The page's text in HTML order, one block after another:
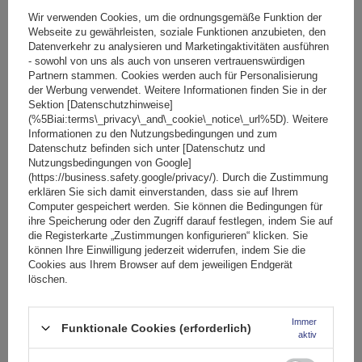
Große Menge verfügbar Wir versenden schon am 11. August
In den
Warenkorb
Wir verwenden Cookies, um die ordnungsgemäße Funktion der
Webseite zu gewährleisten, soziale Funktionen anzubieten, den
Datenverkehr zu analysieren und Marketingaktivitäten ausführen
- sowohl von uns als auch von unseren vertrauenswürdigen
Partnern stammen. Cookies werden auch für Personalisierung
der Werbung verwendet. Weitere Informationen finden Sie in der
Sektion [Datenschutzhinweise]
(%5Biai:terms\_privacy\_and\_cookie\_notice\_url%5D). Weitere
Informationen zu den Nutzungsbedingungen und zum
Datenschutz befinden sich unter [Datenschutz und
Nutzungsbedingungen von Google]
(https://business.safety.google/privacy/). Durch die Zustimmung
erklären Sie sich damit einverstanden, dass sie auf Ihrem
Computer gespeichert werden. Sie können die Bedingungen für
ihre Speicherung oder den Zugriff darauf festlegen, indem Sie auf
die Registerkarte „Zustimmungen konfigurieren“ klicken. Sie
können Ihre Einwilligung jederzeit widerrufen, indem Sie die
Cookies aus Ihrem Browser auf dem jeweiligen Endgerät
löschen.
Funktionale Cookies (erforderlich)
Immer
aktiv